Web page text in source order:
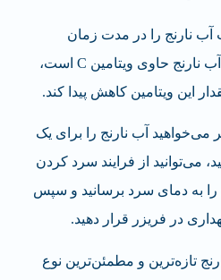
آب نارنج را در مدت زمان
کوتاهی مصرف کنید. چون آب نارنج حاوی ویتامین C است،
این ویتامین کاهش پیدا کند.
می‌خواهید آب نارنج را برای یک
می‌توانید از فرایند سرد کردن
را به دمای سرد برسانید و سپس
در فریزر قرار دهید.
تازه‌ترین و مطمئن‌ترین نوع